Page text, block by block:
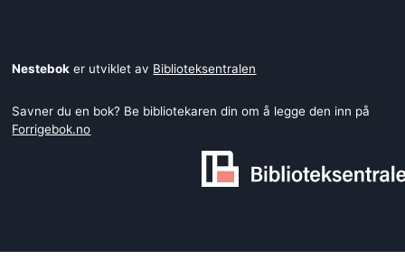
Nestebok er utviklet av Biblioteksentralen
Savner du en bok? Be bibliotekaren din om å legge den inn på
Forrigebok.no